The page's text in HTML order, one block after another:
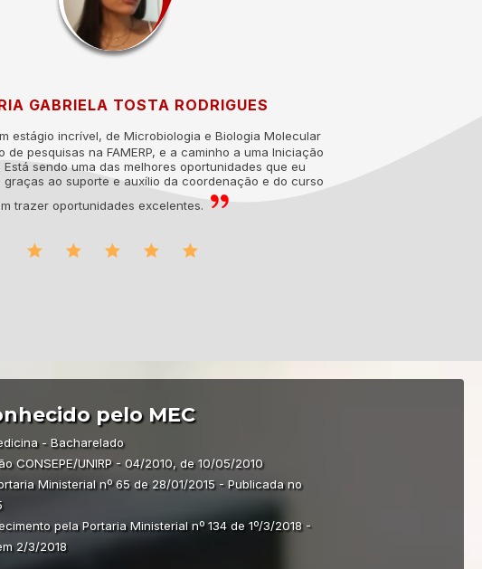
GABRIELA TOSTA RODRIGUES
estágio incrível, de Microbiologia e Biologia Molecular
de pesquisas na FAMERP, e a caminho a uma Iniciação
Está sendo uma das melhores oportunidades que eu
graças ao suporte e auxílio da coordenação e do curso
trazer oportunidades excelentes.
pelo MEC
- Bacharelado
CONSEPE/UNIRP - 04/2010, de 10/05/2010
Ministerial nº 65 de 28/01/2015 - Publicada no
pela Portaria Ministerial nº 134 de 1º/3/2018 -
2/3/2018